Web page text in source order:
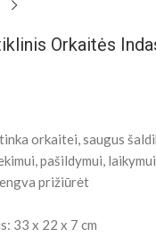
Orkaitės
orkaitei, saugus
pašildymui, laikymui
prižiūrėt
: 33 x 22 x 7 cm